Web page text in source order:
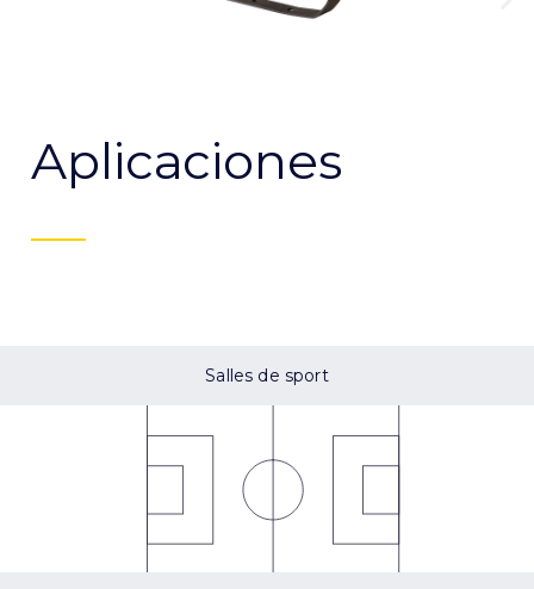
Aplicaciones
Salles de sport